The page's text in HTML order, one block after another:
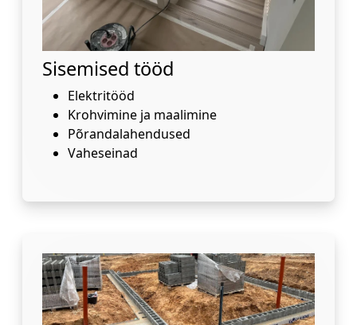
Sisemised tööd
Elektritööd
Krohvimine ja maalimine
Põrandalahendused
Vaheseinad